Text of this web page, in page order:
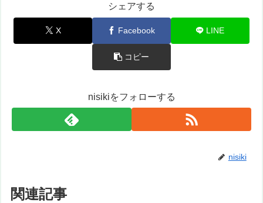
シェアする
X Facebook LINE
コピー
nisikiをフォローする
nisiki
関連記事